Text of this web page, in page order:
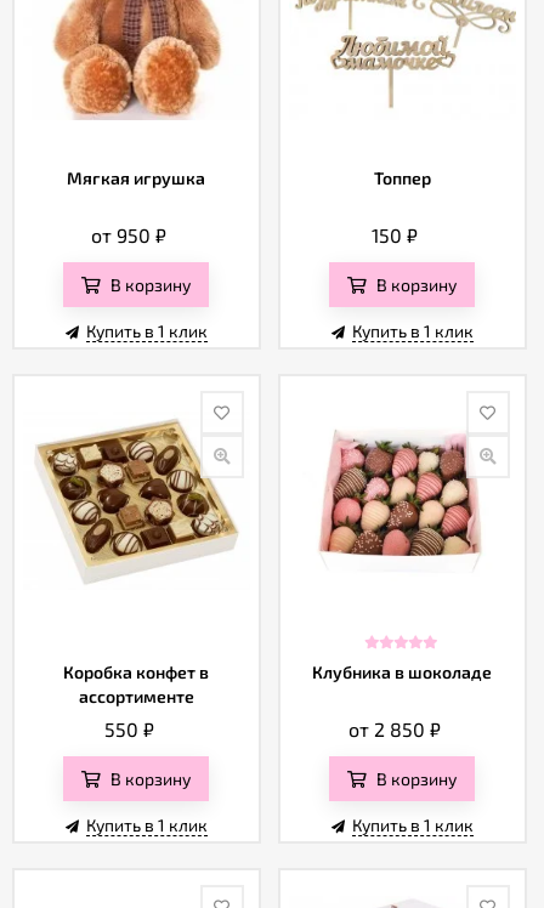
Мягкая игрушка
от 950₽
В корзину
Купить в 1 клик
Топпер
150₽
В корзину
Купить в 1 клик
Коробка конфет в
ассортименте
550 ₽
В корзину
Купить в 1 клик
Клубника в шоколаде
от 2 850₽
В корзину
Купить в 1 клик